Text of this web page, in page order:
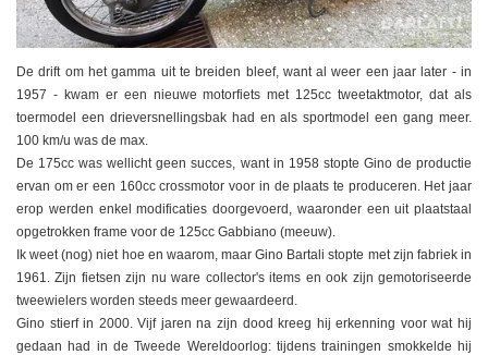
De drift om het gamma uit te breiden bleef, want al weer een jaar later - in
1957 - kwam er een nieuwe motorfiets met 125cc tweetaktmotor, dat als
toermodel een drieversnellingsbak had en als sportmodel een gang meer.
100 km/u was de max.
De 175cc was wellicht geen succes, want in 1958 stopte Gino de productie
ervan om er een 160cc crossmotor voor in de plaats te produceren. Het jaar
erop werden enkel modificaties doorgevoerd, waaronder een uit plaatstaal
opgetrokken frame voor de 125cc Gabbiano (meeuw).
Ik weet (nog) niet hoe en waarom, maar Gino Bartali stopte met zijn fabriek in
1961. Zijn fietsen zijn nu ware collector's items en ook zijn gemotoriseerde
tweewielers worden steeds meer gewaardeerd.
Gino stierf in 2000. Vijf jaren na zijn dood kreeg hij erkenning voor wat hij
gedaan had in de Tweede Wereldoorlog: tijdens trainingen smokkelde hij